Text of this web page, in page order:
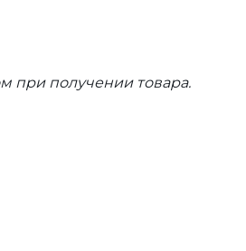
при получении товара.